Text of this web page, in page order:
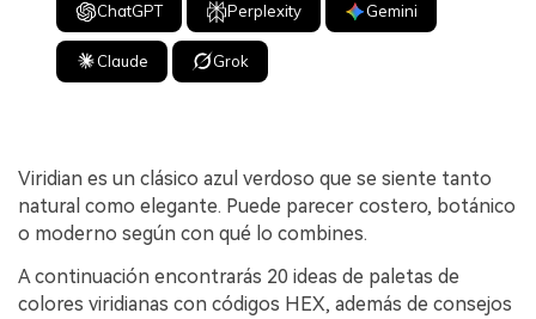
ChatGPT Perplexity Gemini
Claude Grok
Viridian es un clásico azul verdoso que se siente tanto
natural como elegante. Puede parecer costero, botánico
o moderno según con qué lo combines.
A continuación encontrarás 20 ideas de paletas de
colores viridianas con códigos HEX, además de consejos